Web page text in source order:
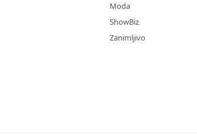
Moda
ShowBiz
Zanimljivo